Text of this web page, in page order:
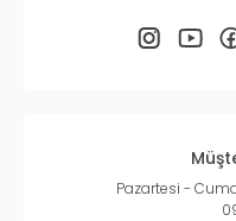
Pazartesi -